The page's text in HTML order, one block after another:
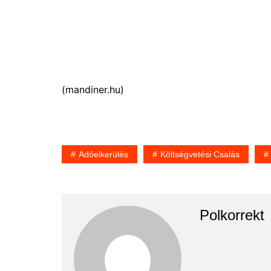
(mandiner.hu)
Adóelkerülés Költségvetési Csalás
Polkorrekt